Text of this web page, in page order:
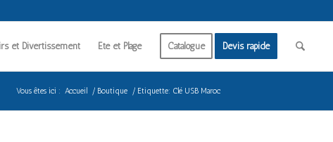
et Divertissement Été et Plage Catalogue Devis rapide
Vous êtes ici : Accueil / Boutique / Etiquette: Clé USB Maroc